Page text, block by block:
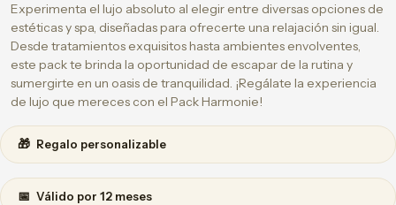
Experimenta el lujo absoluto al elegir entre diversas opciones de
estéticas y spa, diseñadas para ofrecerte una relajación sin igual.
Desde tratamientos exquisitos hasta ambientes envolventes,
este pack te brinda la oportunidad de escapar de la rutina y
sumergirte en un oasis de tranquilidad. ¡Regálate la experiencia
de lujo que mereces con el Pack Harmonie!
🎁 Regalo personalizable
📅 Válido por 12 meses